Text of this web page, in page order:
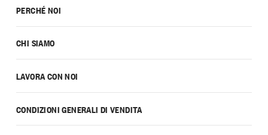
PERCHÉ NOI
CHI SIAMO
LAVORA CON NOI
CONDIZIONI GENERALI DI VENDITA